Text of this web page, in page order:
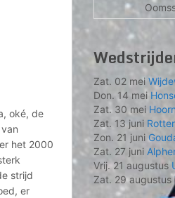
oké, de
het 2000
strijd
er
Zat. 02 mei
Don. 14 mei
Zat. 30 mei Hoorn
Zat. 13 juni
Zon. 21 juni
Zat. 27 juni
Vrij. 21 augustus
Zat. 29 augustus